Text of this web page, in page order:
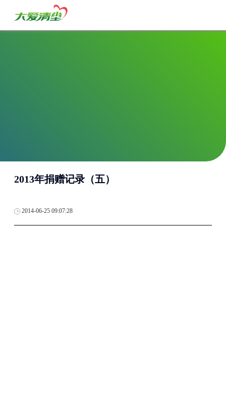
2013年捐赠记录（五）
2014-06-25 09:07:28